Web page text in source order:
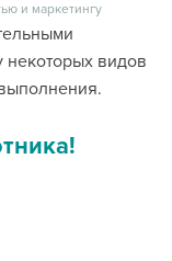
и маркетингу
видов